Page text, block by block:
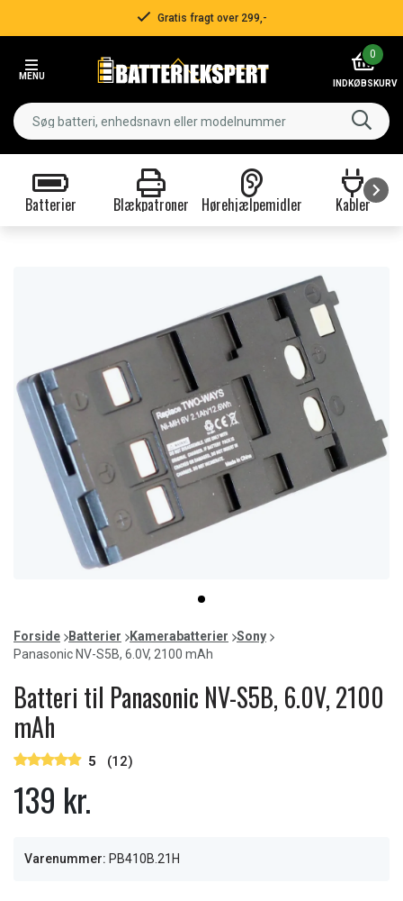
Gratis fragt over 299,-
MENU
0
INDKØBSKURV
Batterier Blækpatroner Hørehjælpemidler Kabler
item
0
of
1
Forside Batterier Kamerabatterier
Sony
Panasonic NV-S5B, 6.0V, 2100 mAh
Batteri til Panasonic NV-S5B, 6.0V, 2100
mAh
5 (12)
139 kr.
Varenummer: PB410B.21H